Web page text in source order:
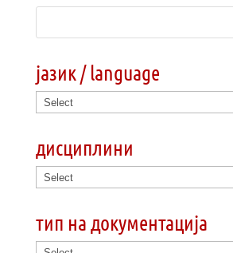
јазик / language
дисциплини
тип на документација